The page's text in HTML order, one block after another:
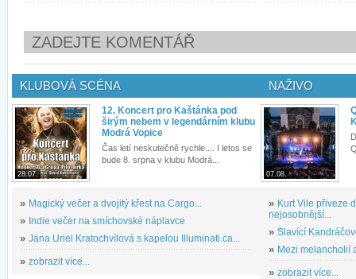
ZADEJTE KOMENTÁŘ
KLUBOVÁ SCÉNA
28.07.
12. Koncert pro Kaštánka pod
širým nebem v legendárním klubu
Modrá Vopice
Čas letí neskutečně rychle.... I letos se
bude 8. srpna v klubu Modrá...
» Magický večer a dvojitý křest na Cargo...
» Indie večer na smíchovské náplavce
» Jana Uriel Kratochvílová s kapelou Illuminati.ca...
» zobrazit více...
NAŽIVO
07.08.
» Kurt Vile přiveze
nejosobnější...
» Slavící
» Mezi melancholií
» zobrazit více...